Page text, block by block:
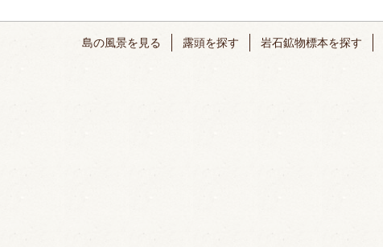
島の風景を見る 露頭を探す 岩石鉱物標本を探す